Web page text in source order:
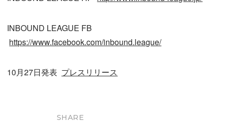
INBOUND LEAGUE FB
https://www.facebook.com/inbound.league/
10月27日発表 プレスリリース
SHARE